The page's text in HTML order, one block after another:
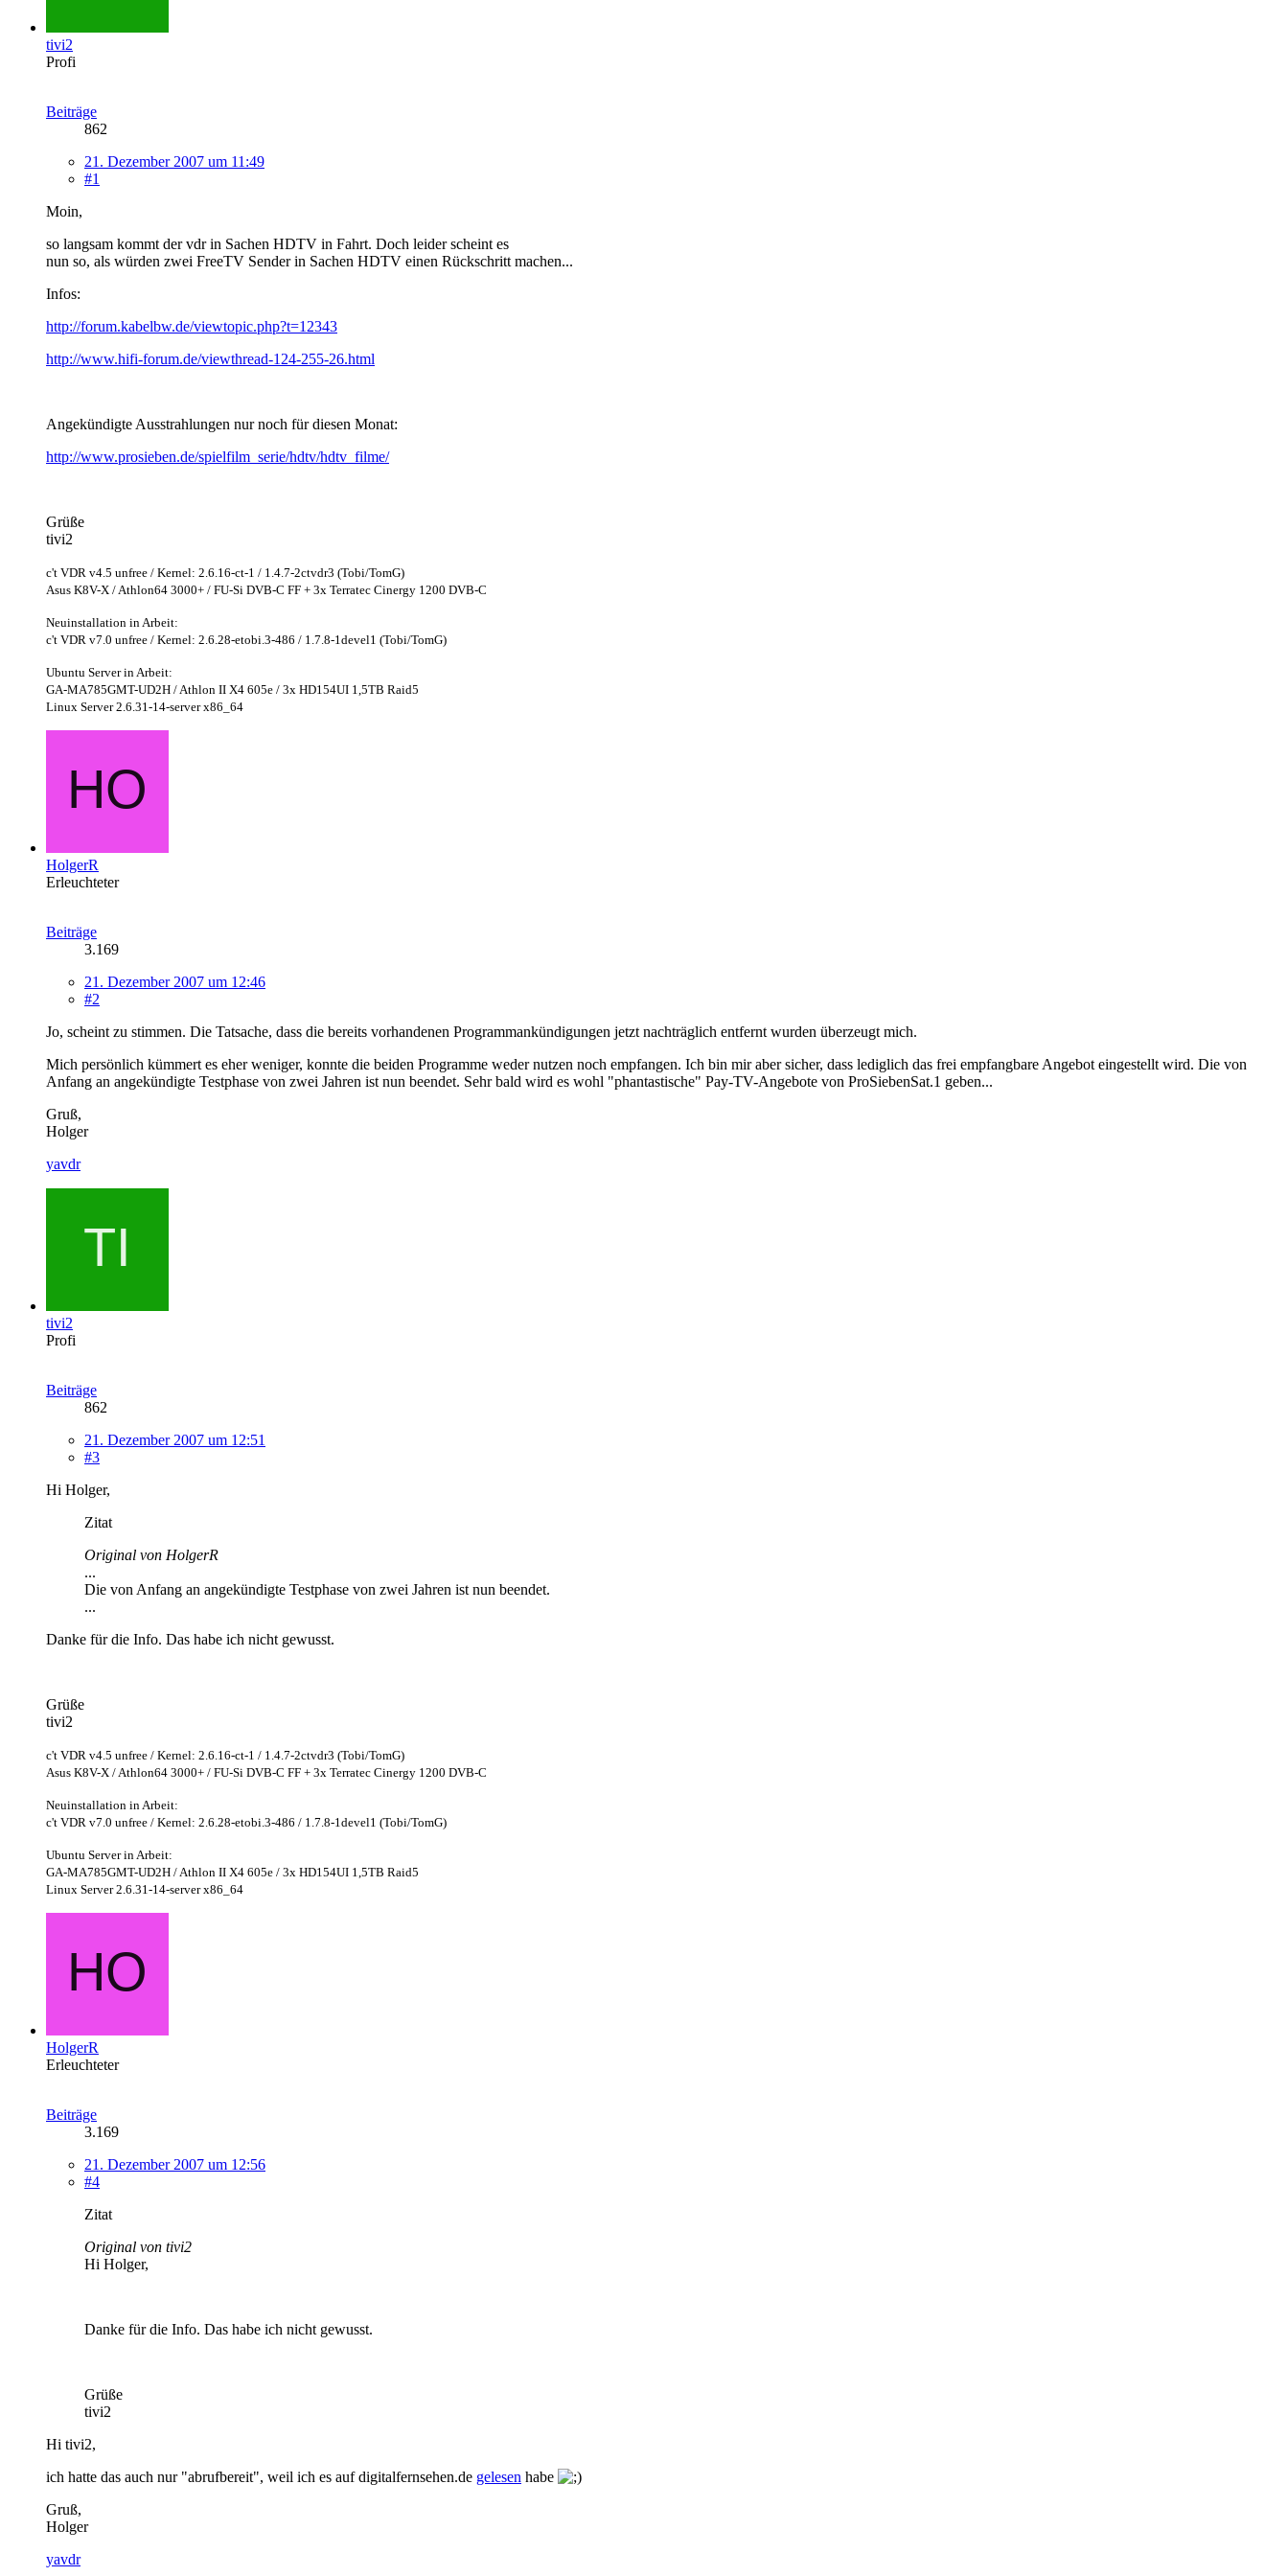
tivi2
Profi
Beiträge
862
21. Dezember 2007 um 11:49
#1
Moin,
so langsam kommt der vdr in Sachen HDTV in Fahrt. Doch leider scheint es
nun so, als würden zwei FreeTV Sender in Sachen HDTV einen Rückschritt machen...
Infos:
http://forum.kabelbw.de/viewtopic.php?t=12343
http://www.hifi-forum.de/viewthread-124-255-26.html
Angekündigte Ausstrahlungen nur noch für diesen Monat:
http://www.prosieben.de/spielfilm_serie/hdtv/hdtv_filme/
Grüße
tivi2
c't VDR v4.5 unfree / Kernel: 2.6.16-ct-1 / 1.4.7-2ctvdr3 (Tobi/TomG)
Asus K8V-X / Athlon64 3000+ / FU-Si DVB-C FF + 3x Terratec Cinergy 1200 DVB-C
Neuinstallation in Arbeit:
c't VDR v7.0 unfree / Kernel: 2.6.28-etobi.3-486 / 1.7.8-1devel1 (Tobi/TomG)
Ubuntu Server in Arbeit:
GA-MA785GMT-UD2H / Athlon II X4 605e / 3x HD154UI 1,5TB Raid5
Linux Server 2.6.31-14-server x86_64
HolgerR
Erleuchteter
Beiträge
3.169
21. Dezember 2007 um 12:46
#2
Jo, scheint zu stimmen. Die Tatsache, dass die bereits vorhandenen Programmankündigungen jetzt nachträglich entfernt wurden überzeugt mich.
Mich persönlich kümmert es eher weniger, konnte die beiden Programme weder nutzen noch empfangen. Ich bin mir aber sicher, dass lediglich das frei empfangbare Angebot eingestellt wird. Die von
Anfang an angekündigte Testphase von zwei Jahren ist nun beendet. Sehr bald wird es wohl "phantastische" Pay-TV-Angebote von ProSiebenSat.1 geben...
Gruß,
Holger
yavdr
tivi2
Profi
Beiträge
862
21. Dezember 2007 um 12:51
#3
Hi Holger,
Zitat
Original von HolgerR
...
Die von Anfang an angekündigte Testphase von zwei Jahren ist nun beendet.
...
Danke für die Info. Das habe ich nicht gewusst.
Grüße
tivi2
c't VDR v4.5 unfree / Kernel: 2.6.16-ct-1 / 1.4.7-2ctvdr3 (Tobi/TomG)
Asus K8V-X / Athlon64 3000+ / FU-Si DVB-C FF + 3x Terratec Cinergy 1200 DVB-C
Neuinstallation in Arbeit:
c't VDR v7.0 unfree / Kernel: 2.6.28-etobi.3-486 / 1.7.8-1devel1 (Tobi/TomG)
Ubuntu Server in Arbeit:
GA-MA785GMT-UD2H / Athlon II X4 605e / 3x HD154UI 1,5TB Raid5
Linux Server 2.6.31-14-server x86_64
HolgerR
Erleuchteter
Beiträge
3.169
21. Dezember 2007 um 12:56
#4
Zitat
Original von tivi2
Hi Holger,
Danke für die Info. Das habe ich nicht gewusst.
Grüße
tivi2
Hi tivi2,
ich hatte das auch nur "abrufbereit", weil ich es auf digitalfernsehen.de gelesen habe
Gruß,
Holger
yavdr